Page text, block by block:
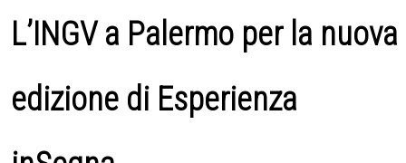
L’INGV a Palermo per la nuova
edizione di Esperienza